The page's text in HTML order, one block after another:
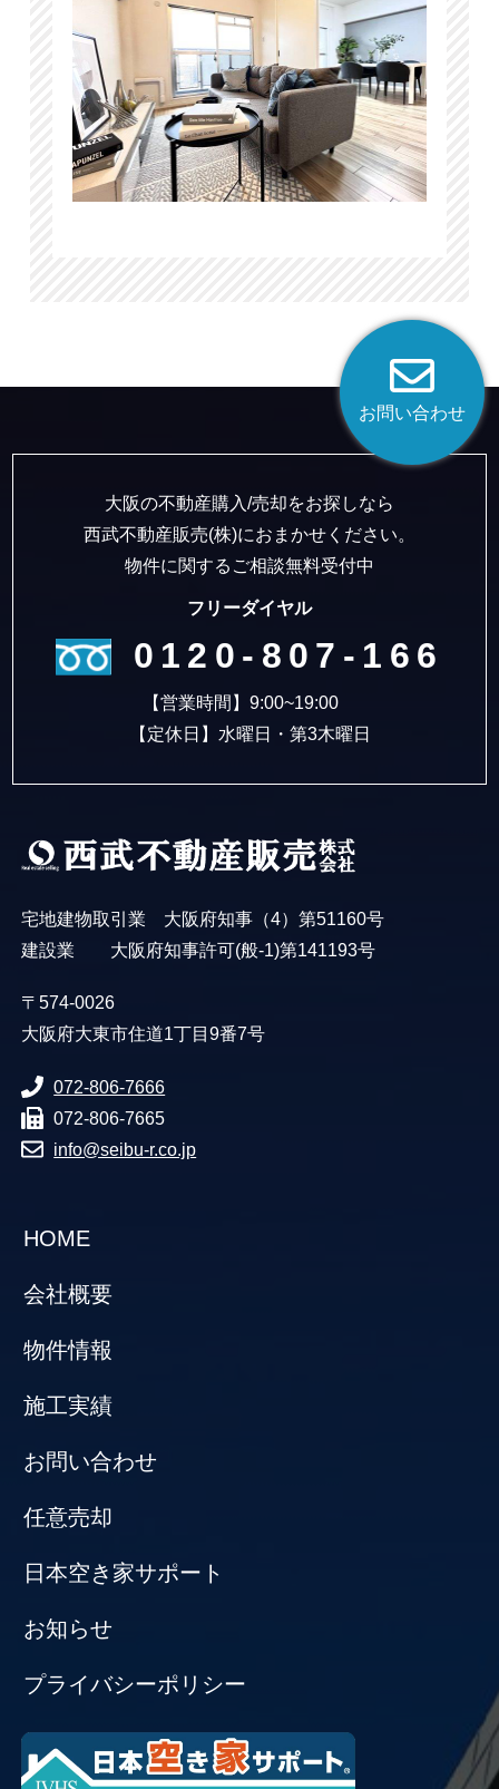
お問い合わせ
大阪の不動産購入/売却をお探しなら
西武不動産販売(株)におまかせください。
物件に関するご相談無料受付中
フリーダイヤル
0120-807-166
【営業時間】9:00~19:00
【定休日】水曜日・第3木曜日
宅地建物取引業 大阪府知事（4）第51160号
建設業 大阪府知事許可(般-1)第141193号
〒574-0026
大阪府大東市住道1丁目9番7号
072-806-7666
072-806-7665
info@seibu-r.co.jp
HOME
会社概要
物件情報
施工実績
お問い合わせ
任意売却
日本空き家サポート
お知らせ
プライバシーポリシー